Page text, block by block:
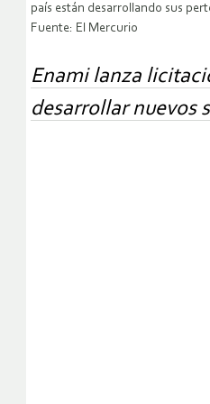
país están desarrollando sus
Fuente: El Mercurio
Enami lanza
desarrollar nuevos